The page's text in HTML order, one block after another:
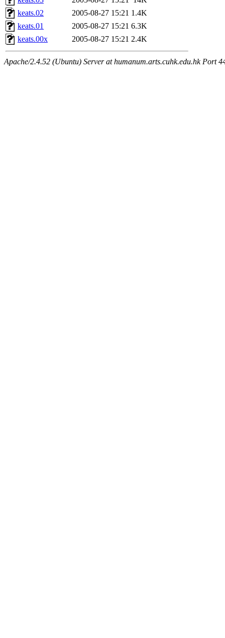
keats.02
2005-08-27 15:21 1.4K
keats.01
2005-08-27 15:21 6.3K
keats.00x
2005-08-27 15:21 2.4K
Apache/2.4.52 (Ubuntu) Server at humanum.arts.cuhk.edu.hk Port